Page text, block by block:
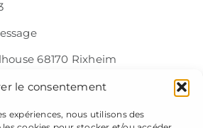
le consentement
expériences, nous utilisons des
68170 Rixheim